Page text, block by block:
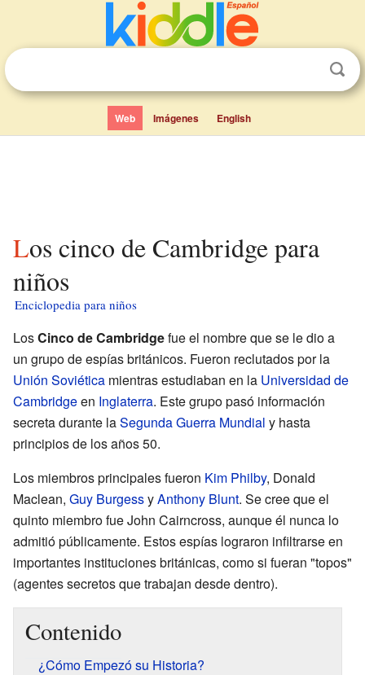
Web Imágenes English
Los cinco de Cambridge para
niños
Enciclopedia para niños
LosCinco de Cambridgefue el nombre que se le dio a
un grupo de espías británicos. Fueron reclutados por la
Unión Soviética mientras estudiaban en la Universidad de
Cambridgeen Inglaterra. Este grupo pasó información
secreta durante laSegunda Guerra Mundial y hasta
principios de los años 50.
Los miembros principales fueron Kim Philby, Donald
Maclean, Guy BurgessyAnthony Blunt. Se cree que el
quinto miembro fue John Cairncross, aunque él nunca lo
admitió públicamente. Estos espías lograron infiltrarse en
importantes instituciones británicas, como si fueran "topos"
(agentes secretos que trabajan desde dentro).
Contenido
¿Cómo Empezó su Historia?